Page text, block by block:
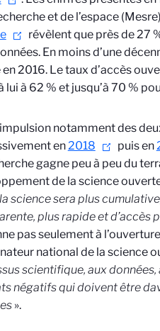
et de l’espace
révèlent que près de 27
En moins d’une
en 2016. Le taux d’accès
lui à 62 % et jusqu’à 70 %
notamment des
en2018 puis en
gagne peu à peu du
de la science
science sera plus
plus rapide et d’accès
pas seulement à
national de la science
scientifique, aux
négatifs qui doivent être
».